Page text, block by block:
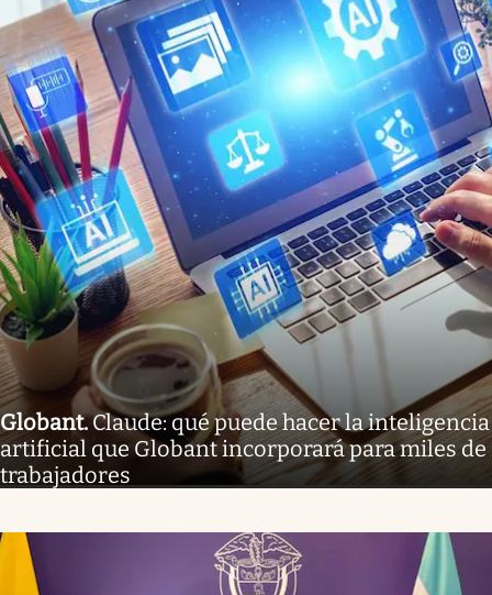
Globant.Claude: qué puede hacer la inteligencia
artificial que Globant incorporará para miles de
trabajadores